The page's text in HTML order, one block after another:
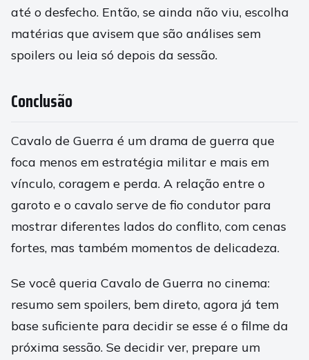
até o desfecho. Então, se ainda não viu, escolha
matérias que avisem que são análises sem
spoilers ou leia só depois da sessão.
Conclusão
Cavalo de Guerra é um drama de guerra que
foca menos em estratégia militar e mais em
vínculo, coragem e perda. A relação entre o
garoto e o cavalo serve de fio condutor para
mostrar diferentes lados do conflito, com cenas
fortes, mas também momentos de delicadeza.
Se você queria Cavalo de Guerra no cinema:
resumo sem spoilers, bem direto, agora já tem
base suficiente para decidir se esse é o filme da
próxima sessão. Se decidir ver, prepare um